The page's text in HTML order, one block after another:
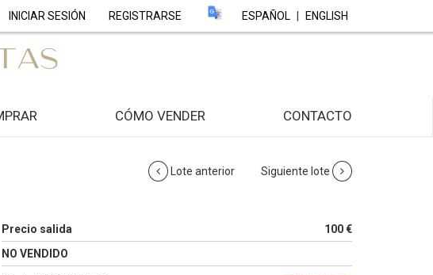
INICIAR SESIÓN REGISTRARSE ESPAÑOL ENGLISH
CÓMO VENDER CONTACTO
Lote anterior Siguiente lote
Precio salida
100 €
NO VENDIDO